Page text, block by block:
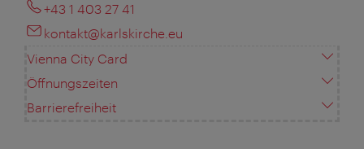
+43 1 403 27 41
kontakt@karlskirche.eu
Vienna City Card
Öffnungszeiten
Barrierefreiheit